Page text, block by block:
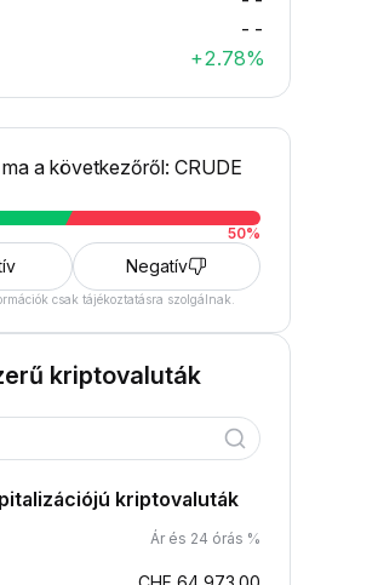
--
+2.78%
a következőről: CRUDE
50%
Negatív
csak tájékoztatásra szolgálnak.
kriptovaluták
kriptovaluták
Ár és 24 órás %